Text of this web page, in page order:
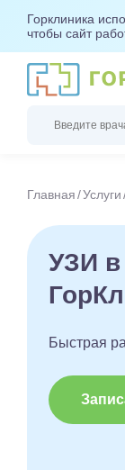
Горклиника
чтобы сайт
Главная Услуги
УЗИ в
Быстрая